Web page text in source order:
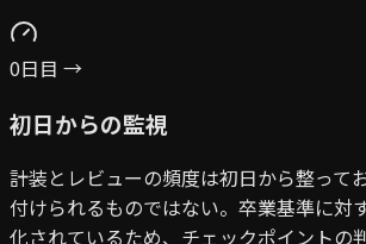
0日目 →
初日からの監視
計装とレビューの頻度は初日から整って
付けられるものではない。卒業基準に対
化されているため、チェックポイントの